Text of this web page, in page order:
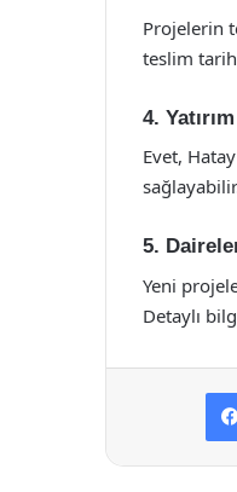
Projelerin
teslim
4.
Evet,
5.
Yeni
Detaylı